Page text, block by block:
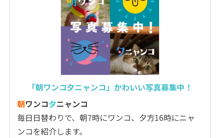
「朝ワンコ夕ニャンコ」かわいい写真募集中！
朝ワンコ夕ニャンコ
毎日日替わりで、朝7時にワンコ、夕方16時にニャ
ンコを紹介します。